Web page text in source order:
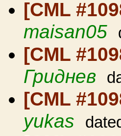
[CML
maisan05
[CML
Гриднев
[CML
yukas